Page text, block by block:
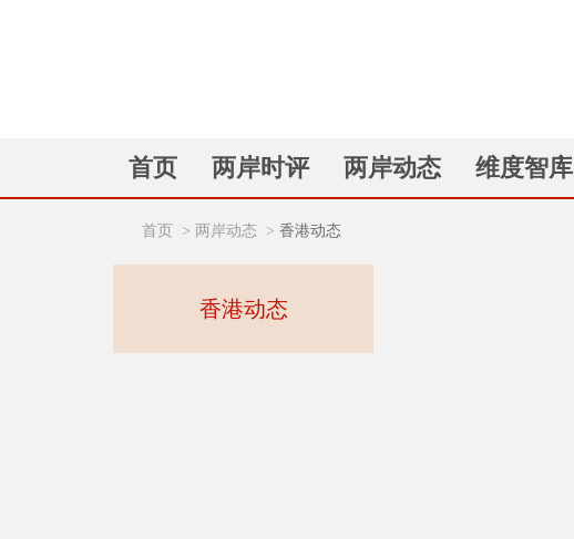
首页 两岸时评 两岸动态 维度智库
首页 > 两岸动态 > 香港动态
香港动态